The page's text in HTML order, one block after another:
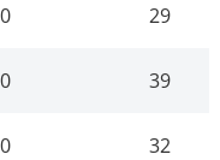
29
39
32